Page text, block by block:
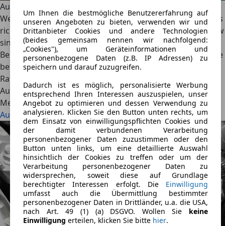
Um Ihnen die bestmögliche Benutzererfahrung auf
unseren Angeboten zu bieten, verwenden wir und
Drittanbieter Cookies und andere Technologien
(beides gemeinsam nennen wir nachfolgend:
„Cookies"), um Geräteinformationen und
personenbezogene Daten (z.B. IP Adressen) zu
speichern und darauf zuzugreifen.
Dadurch ist es möglich, personalisierte Werbung
entsprechend Ihren Interessen auszuspielen, unser
Angebot zu optimieren und dessen Verwendung zu
analysieren. Klicken Sie den Button unten rechts, um
dem Einsatz von einwilligungspflichten Cookies und
der damit verbundenen Verarbeitung
personenbezogener Daten zuzustimmen oder den
Button unten links, um eine detaillierte Auswahl
hinsichtlich der Cookies zu treffen oder um der
Verarbeitung personenbezogener Daten zu
widersprechen, soweit diese auf Grundlage
berechtigter Interessen erfolgt. Die Einwilligung
umfasst auch die Übermittlung bestimmter
personenbezogener Daten in Drittländer, u.a. die USA,
nach Art. 49 (1) (a) DSGVO. Wollen Sie keine
Einwilligung erteilen, klicken Sie bitte hier.
Autotür ausbeulen: Kostenübersicht
Wer ein Auto ausbeulen muss, steht vor vielen Fragen. Das
richtige Werkzeug, die Kosten und ein gewisses Know-how
sind gefragt. Ebenfalls helfen kann ein sogenannter
Beulendoktor. Erfahre mehr über die Ursachen und wie sie
behoben werden können im großen Autoscout24
Ratgeber.
AutoScout24·31.05.2022·7 Min. Lesezeit
Mehr lesen
Autotür ausbeulen: Kostenübersicht